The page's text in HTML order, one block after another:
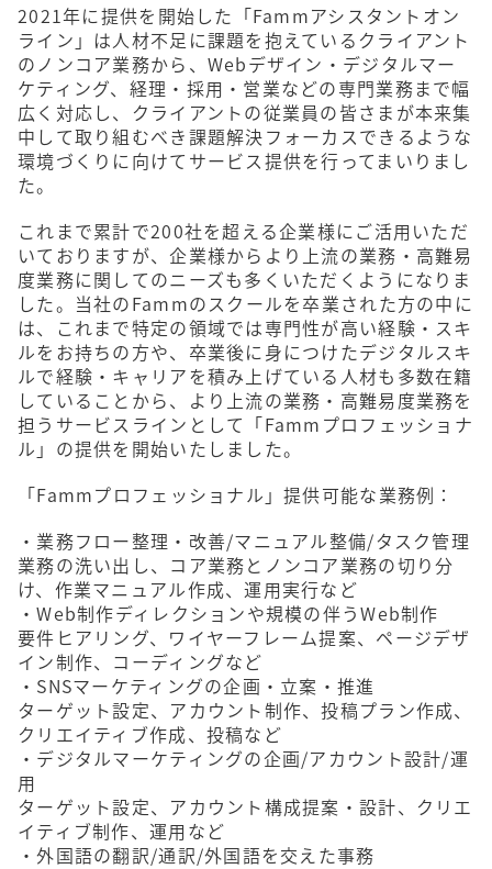
2021年に提供を開始した「Fammアシスタントオン
ライン」は人材不足に課題を抱えているクライアント
のノンコア業務から、Webデザイン・デジタルマー
ケティング、経理・採用・営業などの専門業務まで幅
広く対応し、クライアントの従業員の皆さまが本来集
中して取り組むべき課題解決フォーカスできるような
環境づくりに向けてサービス提供を行ってまいりまし
た。
これまで累計で200社を超える企業様にご活用いただ
いておりますが、企業様からより上流の業務・高難易
度業務に関してのニーズも多くいただくようになりま
した。当社のFammのスクールを卒業された方の中に
は、これまで特定の領域では専門性が高い経験・スキ
ルをお持ちの方や、卒業後に身につけたデジタルスキ
ルで経験・キャリアを積み上げている人材も多数在籍
していることから、より上流の業務・高難易度業務を
担うサービスラインとして「Fammプロフェッショナ
ル」の提供を開始いたしました。
「Fammプロフェッショナル」提供可能な業務例：
・業務フロー整理・改善/マニュアル整備/タスク管理
業務の洗い出し、コア業務とノンコア業務の切り分
け、作業マニュアル作成、運用実行など
・Web制作ディレクションや規模の伴うWeb制作
要件ヒアリング、ワイヤーフレーム提案、ページデザ
イン制作、コーディングなど
・SNSマーケティングの企画・立案・推進
ターゲット設定、アカウント制作、投稿プラン作成、
クリエイティブ作成、投稿など
・デジタルマーケティングの企画/アカウント設計/運
用
ターゲット設定、アカウント構成提案・設計、クリエ
イティブ制作、運用など
・外国語の翻訳/通訳/外国語を交えた事務